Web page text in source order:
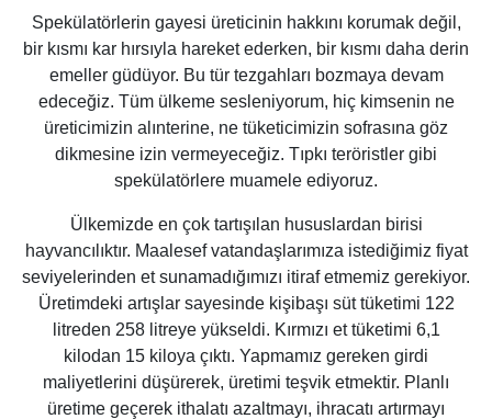
Spekülatörlerin gayesi üreticinin hakkını korumak değil,
bir kısmı kar hırsıyla hareket ederken, bir kısmı daha derin
emeller güdüyor. Bu tür tezgahları bozmaya devam
edeceğiz. Tüm ülkeme sesleniyorum, hiç kimsenin ne
üreticimizin alınterine, ne tüketicimizin sofrasına göz
dikmesine izin vermeyeceğiz. Tıpkı teröristler gibi
spekülatörlere muamele ediyoruz.
Ülkemizde en çok tartışılan hususlardan birisi
hayvancılıktır. Maalesef vatandaşlarımıza istediğimiz fiyat
seviyelerinden et sunamadığımızı itiraf etmemiz gerekiyor.
Üretimdeki artışlar sayesinde kişibaşı süt tüketimi 122
litreden 258 litreye yükseldi. Kırmızı et tüketimi 6,1
kilodan 15 kiloya çıktı. Yapmamız gereken girdi
maliyetlerini düşürerek, üretimi teşvik etmektir. Planlı
üretime geçerek ithalatı azaltmayı, ihracatı artırmayı